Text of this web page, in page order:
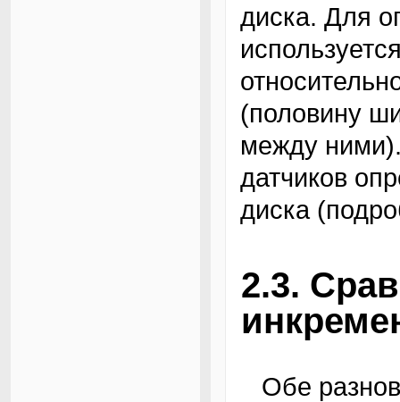
диска. Для
(половину
между
датчиков
диска
2.3.
Обе разновидности углового энкодера имеют